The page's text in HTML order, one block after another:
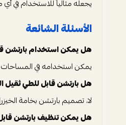
يجعله مثالياً للاستخدام في أي
الأسئلة الشائعة
هل يمكن استخدام بارتشن
يمكن استخدامه في المساحات
هل بارتشن قابل للطي ثقيل
لا، تصميم بارتشن بخامة
هل يمكن تنظيف بارتشن